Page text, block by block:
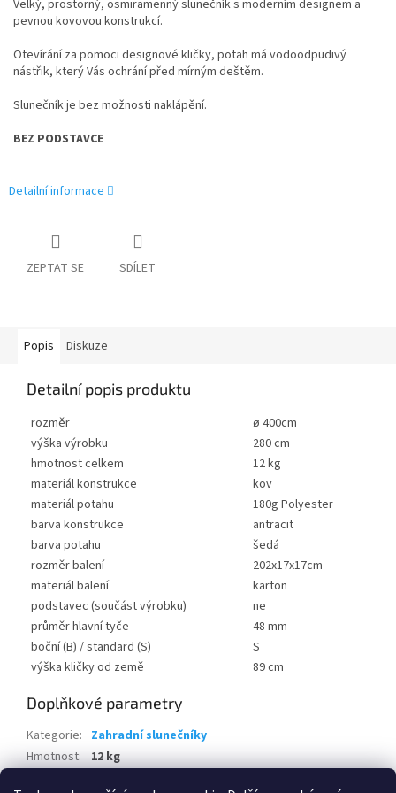
Velký, prostorný, osmiramenný slunečník s moderním designem a
pevnou kovovou konstrukcí.
Otevírání za pomoci designové kličky, potah má vodoodpudivý
nástřik, který Vás ochrání před mírným deštěm.
Slunečník je bez možnosti naklápění.
BEZ PODSTAVCE
Detailní informace
ZEPTAT SE SDÍLET
Popis Diskuze
Detailní popis produktu
rozměr
ø 400cm
výška výrobku
280 cm
hmotnost celkem
12 kg
materiál konstrukce
kov
materiál potahu
180g Polyester
barva konstrukce
antracit
barva potahu
šedá
rozměr balení
202x17x17cm
materiál balení
karton
podstavec (součást výrobku)
ne
průměr hlavní tyče
48 mm
boční (B) / standard (S)
S
výška kličky od země
89 cm
Doplňkové parametry
Kategorie: Zahradní slunečníky
Hmotnost: 12 kg